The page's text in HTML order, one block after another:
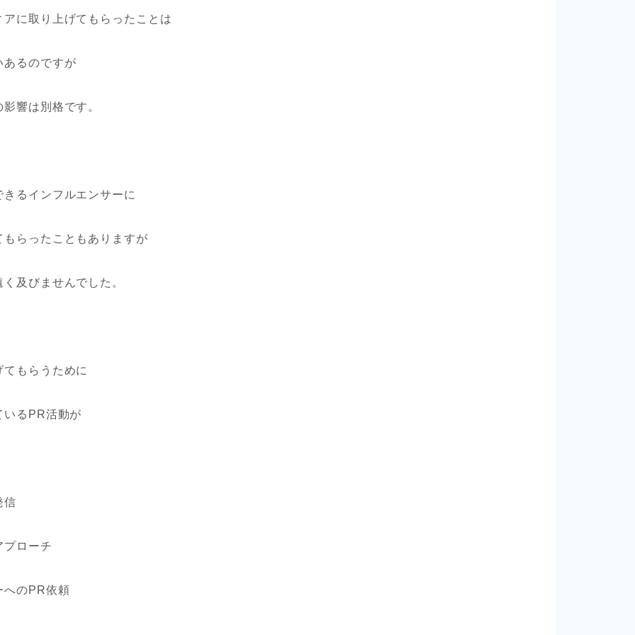
に取り上げてもらったことは
あるのですが
響は別格です。
るインフルエンサーに
らったこともありますが
及びませんでした。
もらうために
いるPR活動が
信
プローチ
へのPR依頼